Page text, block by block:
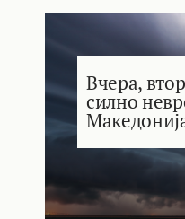
Вчера,
силно